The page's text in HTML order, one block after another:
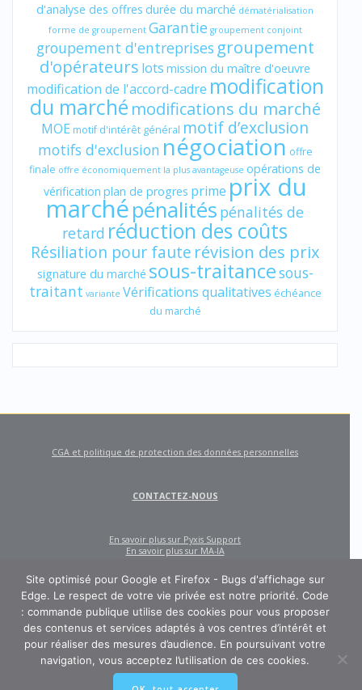
d'analyse des offres durée du marché dématérialisation
forme de groupement Garantie groupement conjoint
groupement d'entreprises groupement
d'opérateurs lots mission du maître d'oeuvre
modification de l'accord-cadre modification
du marché modifications du marché
MOE motif d'intérêt général motif d’exclusion
motifs d'exclusion négociation offre
finale offre économiquement la plus avantageuse opérations de
vérification plan de progres prime prix du
marchépénalités pénalités de
retard réduction des coûts
Résiliation pour faute révision des prix
signature du marché sous-traitancesous-
traitant variante Vérifications qualitatives échéance
du marché
CODE : COMMANDE PUBLIQUE
CGA et politique de protection des données personnelles
CONTACTEZ-NOUS
En savoir plus sur Pyxis Support
En savoir plus sur MA-IA
Site optimisé pour Google et Firefox - Bugs d'affichage sur
Edge. Le respect de votre vie privée est notre priorité. Code
: commande publique utilise des cookies pour vous proposer
des contenus et services adaptés à vos centres d’intérêt et
pour réaliser des mesures d’audience. En poursuivant votre
navigation, vous acceptez l’utilisation de ces cookies.